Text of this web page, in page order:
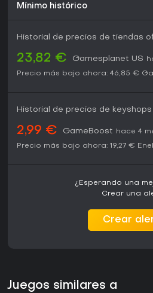
Mínimo histórico
Historial de precios de tiendas
23,82 € Gamesplanet US
Precio más bajo ahora: 46,85 €
Historial de precios de keyshops
2,99 € GameBoost
hace 4
Precio más bajo ahora: 19,27 €
¿Esperando una
Crear una
Crear
Juegos similares a